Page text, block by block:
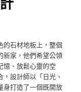
的石材地板上，整個
新家，他們希望公領
憶、放鬆心靈的空
設計師以「日光、
身打造了一個既開放